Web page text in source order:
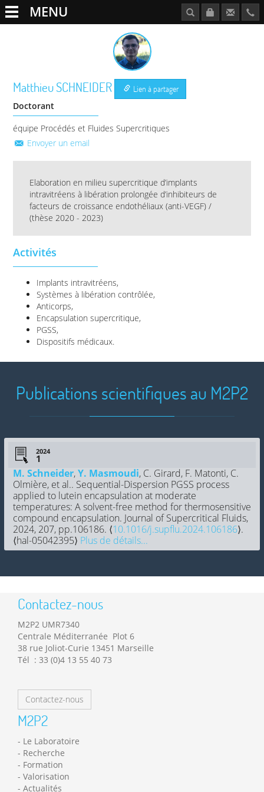
MENU
MatthieuSCHNEIDER
Lien à partager
Doctorant
équipe Procédés et Fluides Supercritiques
Envoyer un email
Elaboration en milieu supercritique d’implants
intravitréens à libération prolongée d’inhibiteurs de
facteurs de croissance endothéliaux (anti-VEGF) /
(thèse 2020 - 2023)
Activités
Implants intravitréens,
Systèmes à libération contrôlée,
Anticorps,
Encapsulation supercritique,
PGSS,
Dispositifs médicaux.
Publications scientifiques au M2P2
2024
M. Schneider,Y. Masmoudi, C. Girard, F. Matonti, C.
Olmière, et al.. Sequential-Dispersion PGSS process
applied to lutein encapsulation at moderate
temperatures: A solvent-free method for thermosensitive
compound encapsulation. Journal of Supercritical Fluids,
2024, 207, pp.106186. ⟨10.1016/j.supflu.2024.106186⟩.
⟨hal-05042395⟩ Plus de détails...
Contactez-nous
M2P2 UMR7340
Centrale Méditerranée Plot 6
38 rue Joliot-Curie 13451 Marseille
Tél : 33 (0)4 13 55 40 73
Contactez-nous
M2P2
Le Laboratoire
Recherche
Formation
Valorisation
Actualités